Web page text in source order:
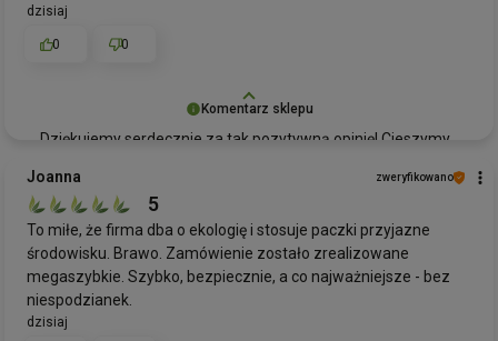
Komentarz sklepu
Dziękujemy serdecznie za tak pozytywną opinię! Cieszymy
zarówno pod względem
, jak i aromatu. Doceniamy
również zauważenie, że jest to polski produkt – to dla nas
bardzo ważne. Mamy nadzieję, że nasza kawa będzie
towarzyszyć Pani w wielu przyjemnych chwilach.
Zapraszamy do ponownych zakupów!
dzisiaj
0 0
Joanna zweryfikowano
5
To miłe, że firma dba o ekologię i stosuje paczki przyjazne
środowisku. Brawo. Zamówienie zostało zrealizowane
megaszybkie. Szybko, bezpiecznie, a co najważniejsze - bez
niespodzianek.
dzisiaj